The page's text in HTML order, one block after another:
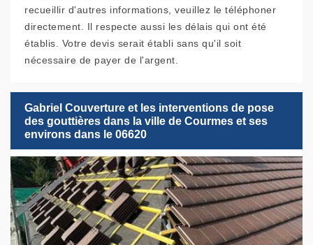
recueillir d'autres informations, veuillez le téléphoner
directement. Il respecte aussi les délais qui ont été
établis. Votre devis serait établi sans qu'il soit
nécessaire de payer de l'argent.
Gabriel Couverture et les interventions de pose
des gouttières dans la ville de Courmes et ses
environs dans le 06620